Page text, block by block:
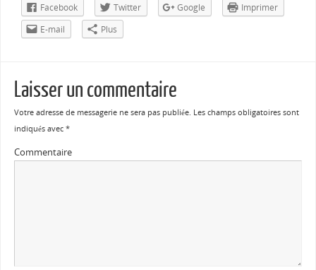
Facebook Twitter Google
Imprimer
E-mail
Plus
Laisser un commentaire
Votre adresse de messagerie ne sera pas publiée. Les champs obligatoires sont
indiqués avec *
Commentaire